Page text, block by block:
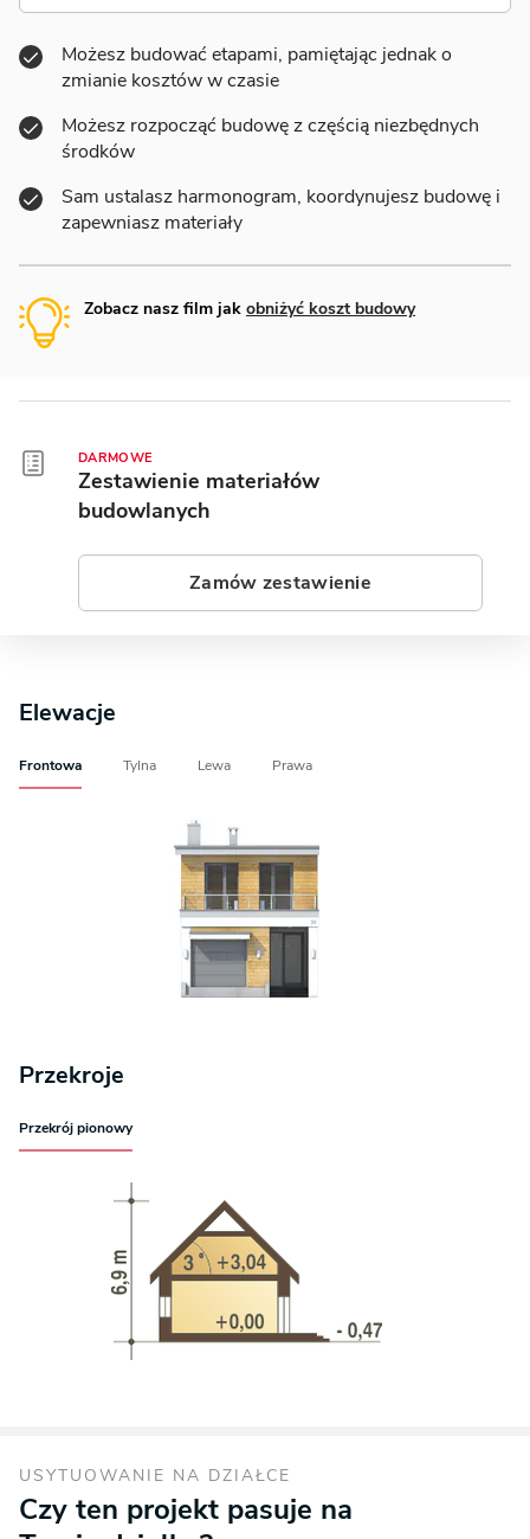
Możesz budować etapami, pamiętając jednak o
zmianie kosztów w czasie
Możesz rozpocząć budowę z częścią niezbędnych
środków
Sam ustalasz harmonogram, koordynujesz budowę i
zapewniasz materiały
Zobacz nasz film jak obniżyć koszt budowy
DARMOWE
Zestawienie materiałów
budowlanych
Zamów zestawienie
Elewacje
Frontowa Tylna Lewa Prawa
Przekroje
Przekrój pionowy
USYTUOWANIE NA DZIAŁCE
Czy ten projekt pasuje na